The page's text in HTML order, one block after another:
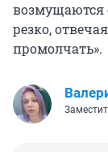
возмущаются
резко,
промолчать».